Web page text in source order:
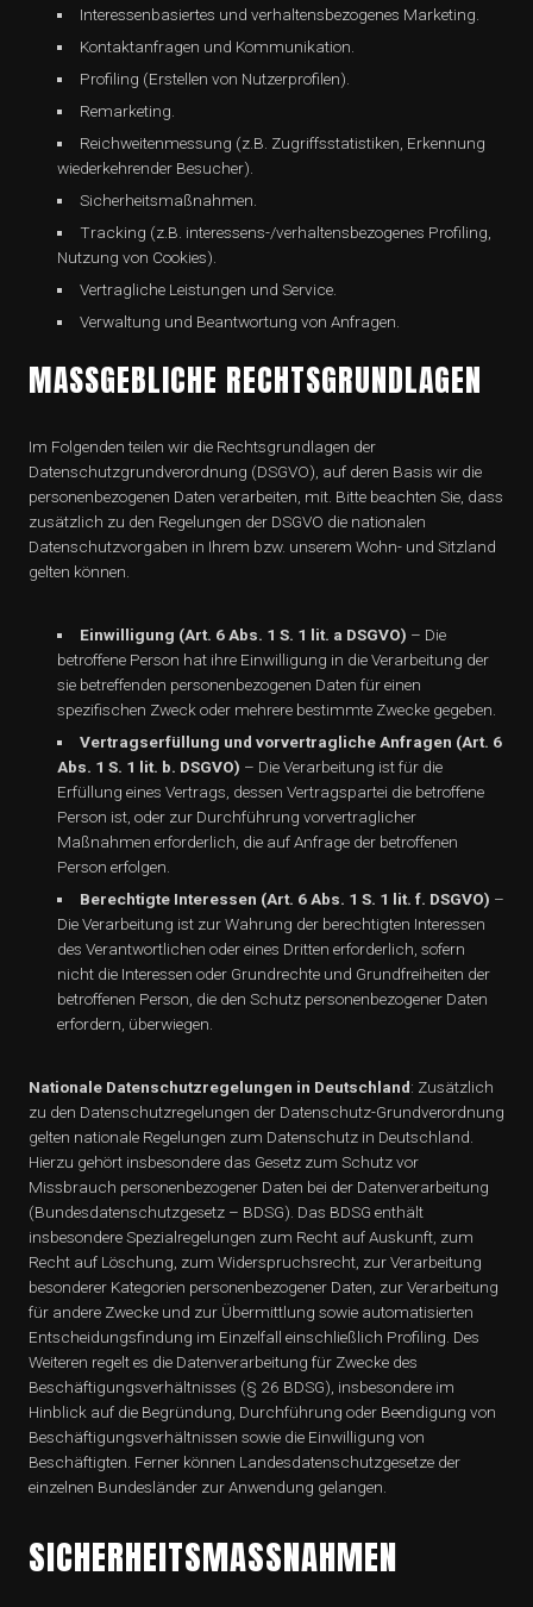
Interessenbasiertes und verhaltensbezogenes Marketing.
Kontaktanfragen und Kommunikation.
Profiling (Erstellen von Nutzerprofilen).
Remarketing.
Reichweitenmessung (z.B. Zugriffsstatistiken, Erkennung
wiederkehrender Besucher).
Sicherheitsmaßnahmen.
Tracking (z.B. interessens-/verhaltensbezogenes Profiling,
Nutzung von Cookies).
Vertragliche Leistungen und Service.
Verwaltung und Beantwortung von Anfragen.
MASSGEBLICHE RECHTSGRUNDLAGEN
Im Folgenden teilen wir die Rechtsgrundlagen der
Datenschutzgrundverordnung (DSGVO), auf deren Basis wir die
personenbezogenen Daten verarbeiten, mit. Bitte beachten Sie, dass
zusätzlich zu den Regelungen der DSGVO die nationalen
Datenschutzvorgaben in Ihrem bzw. unserem Wohn- und Sitzland
gelten können.
Einwilligung (Art. 6 Abs. 1 S. 1 lit. a DSGVO) – Die
betroffene Person hat ihre Einwilligung in die Verarbeitung der
sie betreffenden personenbezogenen Daten für einen
spezifischen Zweck oder mehrere bestimmte Zwecke gegeben.
Vertragserfüllung und vorvertragliche Anfragen (Art. 6
Abs. 1 S. 1 lit. b. DSGVO) – Die Verarbeitung ist für die
Erfüllung eines Vertrags, dessen Vertragspartei die betroffene
Person ist, oder zur Durchführung vorvertraglicher
Maßnahmen erforderlich, die auf Anfrage der betroffenen
Person erfolgen.
Berechtigte Interessen (Art. 6 Abs. 1 S. 1 lit. f. DSGVO) –
Die Verarbeitung ist zur Wahrung der berechtigten Interessen
des Verantwortlichen oder eines Dritten erforderlich, sofern
nicht die Interessen oder Grundrechte und Grundfreiheiten der
betroffenen Person, die den Schutz personenbezogener Daten
erfordern, überwiegen.
Nationale Datenschutzregelungen in Deutschland: Zusätzlich
zu den Datenschutzregelungen der Datenschutz-Grundverordnung
gelten nationale Regelungen zum Datenschutz in Deutschland.
Hierzu gehört insbesondere das Gesetz zum Schutz vor
Missbrauch personenbezogener Daten bei der Datenverarbeitung
(Bundesdatenschutzgesetz – BDSG). Das BDSG enthält
insbesondere Spezialregelungen zum Recht auf Auskunft, zum
Recht auf Löschung, zum Widerspruchsrecht, zur Verarbeitung
besonderer Kategorien personenbezogener Daten, zur Verarbeitung
für andere Zwecke und zur Übermittlung sowie automatisierten
Entscheidungsfindung im Einzelfall einschließlich Profiling. Des
Weiteren regelt es die Datenverarbeitung für Zwecke des
Beschäftigungsverhältnisses (§ 26 BDSG), insbesondere im
Hinblick auf die Begründung, Durchführung oder Beendigung von
Beschäftigungsverhältnissen sowie die Einwilligung von
Beschäftigten. Ferner können Landesdatenschutzgesetze der
einzelnen Bundesländer zur Anwendung gelangen.
SICHERHEITSMASSNAHMEN